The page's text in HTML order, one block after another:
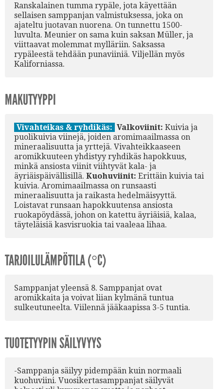
Ranskalainen tumma rypäle, jota käyettään
sellaisen samppanjan valmistuksessa, joka on
ajateltu juotavan nuorena. On tunnettu 1500-
luvulta. Meunier on sama kuin saksan Müller, ja
viittaavat molemmat mylläriin. Saksassa
rypäleestä tehdään punaviiniä. Viljellän myös
Kaliforniassa.
MAKUTYYPPI
Vivahteikas & ryhdikäs: Valkoviinit: Kuivia ja
puolikuivia viinejä, joiden aromimaailmassa on
mineraalisuutta ja yrttejä. Vivahteikkaaseen
aromikkuuteen yhdistyy ryhdikäs hapokkuus,
minkä ansiosta viinit viihtyvät kala- ja
äyriäispäivällisillä. Kuohuviinit: Erittäin kuivia tai
kuivia. Aromimaailmassa on runsaasti
mineraalisuutta ja raikasta hedelmäisyyttä.
Loistavat runsaan hapokkuutensa ansiosta
ruokapöydässä, johon on katettu äyriäisiä, kalaa,
täyteläisiä kasvisruokia tai vaaleaa lihaa.
TARJOILULÄMPÖTILA (°C)
Samppanjat yleensä 8. Samppanjat ovat
aromikkaita ja voivat liian kylmänä tuntua
sulkeutuneelta. Viilennä jääkaapissa 3-5 tuntia.
TUOTETYYPIN SÄILYVYYS
-Samppanja säilyy pidempään kuin normaali
kuohuviini. Vuosikertasamppanjat säilyvät